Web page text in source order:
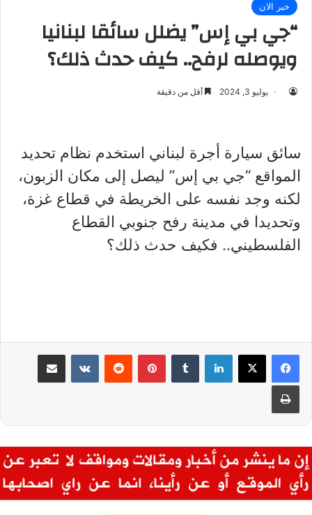
خبر الان
“جي بي إس” يضلل سائقا لبنانيا
ويوصله لرفح.. كيف حدث ذلك؟
يوليو 3, 2024 أقل من دقيقة
سائق سيارة أجرة لبناني استخدم نظام تحديد
المواقع “جي بي إس” ليصل إلى مكان الزبون،
لكنه وجد نفسه على الخريطة في قطاع غزة،
وتحديدا في مدينة رفح جنوبي القطاع
الفلسطيني.. فكيف حدث ذلك؟
لينكدإن بينتيريست مشاركة عبر البريد
طباعة